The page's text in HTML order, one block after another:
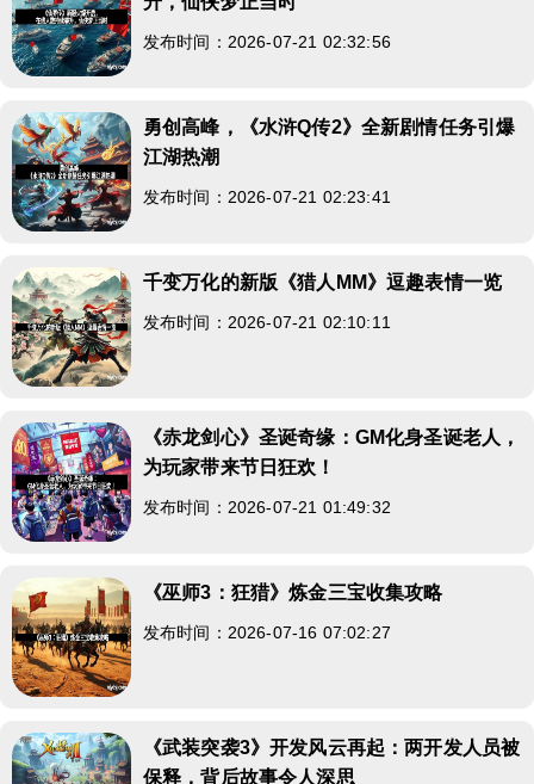
发布时间：2026-07-21 02:32:56
勇创高峰，《水浒Q传2》全新剧情任务引爆
江湖热潮
发布时间：2026-07-21 02:23:41
千变万化的新版《猎人MM》逗趣表情一览
发布时间：2026-07-21 02:10:11
《赤龙剑心》圣诞奇缘：GM化身圣诞老人，
为玩家带来节日狂欢！
发布时间：2026-07-21 01:49:32
《巫师3：狂猎》炼金三宝收集攻略
发布时间：2026-07-16 07:02:27
《武装突袭3》开发风云再起：两开发人员被
保释，背后故事令人深思